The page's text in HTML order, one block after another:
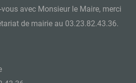
vous avec Monsieur le Maire, merci
de mairie au 03.23.82.43.36.